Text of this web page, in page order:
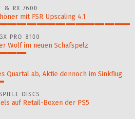
& RX 7600
mit FSR Upscaling 4.1
PRO 8100
Wolf im neuen Schafspelz
Quartal ab, Aktie dennoch im Sinkflug
DISCS
auf Retail-Boxen der PS5